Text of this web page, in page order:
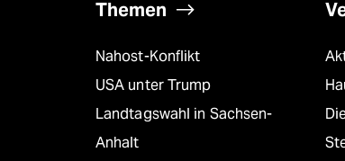
Themen
Nahost-Konflikt
USA unter Trump
Landtagswahl in Sachsen-
Anhalt